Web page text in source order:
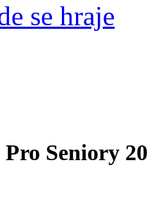
se hraje
Seniory